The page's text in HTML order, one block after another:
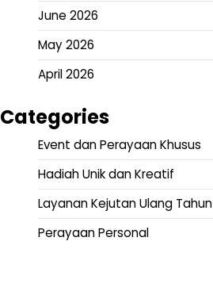
June 2026
May 2026
April 2026
Categories
Event dan Perayaan Khusus
Hadiah Unik dan Kreatif
Layanan Kejutan Ulang Tahun
Perayaan Personal